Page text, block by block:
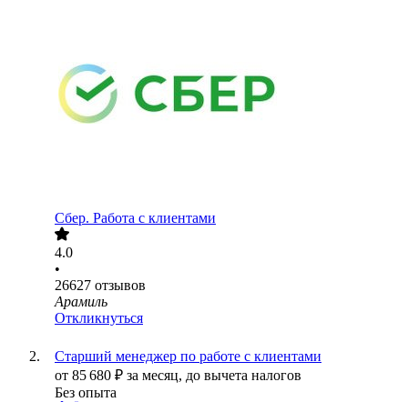
Сбер. Работа с клиентами
4.0
•
26627 отзывов
Арамиль
Откликнуться
Старший менеджер по работе с клиентами
от 85 680 ₽ за месяц, до вычета налогов
Без опыта